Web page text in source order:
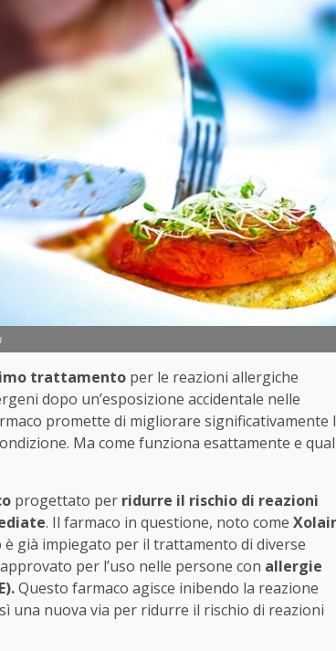
trattamento per le reazioni allergiche
dopo un’esposizione accidentale nelle
promette di migliorare significativamente
Ma come funziona esattamente e
progettato per ridurre il rischio di reazioni
. Il farmaco in questione, noto come Xolair
è già impiegato per il trattamento di diverse
per l’uso nelle persone con allergie
Questo farmaco agisce inibendo la reazione
una nuova via per ridurre il rischio di reazioni